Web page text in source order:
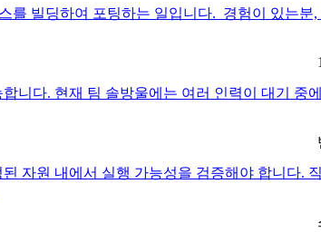
를 빌딩하여 포팅하는 일입니다. ​ 경험이 있는
니다. 현재 팀 솔방울에는 여러 인력이 대기 중
자원 내에서 실행 가능성을 검증해야 합니다.